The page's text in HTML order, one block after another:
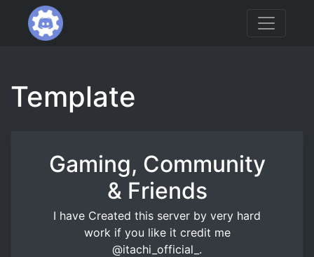
Template
Gaming, Community
& Friends
I have Created this server by very hard
work if you like it credit me
@itachi_official_.